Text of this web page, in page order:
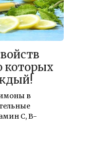
которых
в
С, В-